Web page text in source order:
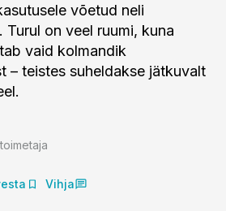
võetud neli
on veel ruumi, kuna
vaid kolmandik
– teistes suheldakse jätkuvalt
Vihja